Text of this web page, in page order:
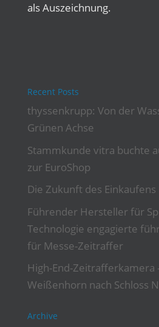
als Auszeichnung.
Recent Posts
thyssenkrupp: Von der
Grünen Achse
Stammkunde vitra buchte
zur EuroShop
Die Zukunft des
Führender Hersteller für
Technologie engagierte
für Messe-Zeitraffer
High-End-Zeitrafferkamera
Weißenhorn nach Schloss
Archive